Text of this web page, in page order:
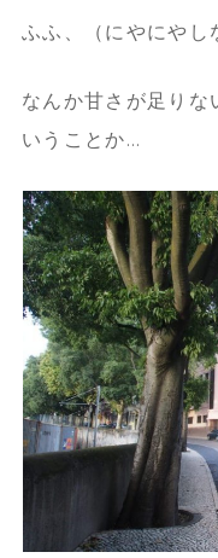
ふふ、（にやにやし
なんか甘さが足りな
いうことか…